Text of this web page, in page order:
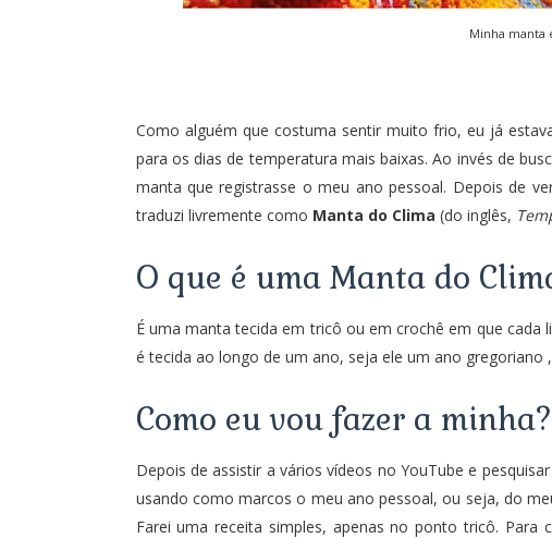
Minha manta
Como alguém que costuma sentir muito frio, eu já
para os dias de temperatura mais baixas. Ao invés de
manta que registrasse o meu ano pessoal. Depois de
traduzi livremente como Manta do Clima (do inglês,
O que é uma Manta do
É uma manta tecida em tricô ou em crochê em que
é tecida ao longo de um ano, seja ele um ano gregoriano
Como eu vou fazer a minha?
Depois de assistir a vários vídeos no YouTube e
usando como marcos o meu ano pessoal, ou seja, do
Farei uma receita simples, apenas no ponto tricô.